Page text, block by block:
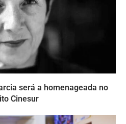
será a homenageada no
Cinesur